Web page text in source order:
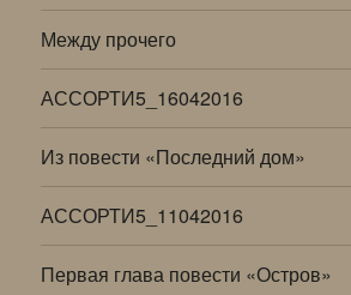
Между прочего
АССОРТИ5_16042016
Из повести «Последний дом»
АССОРТИ5_11042016
Первая глава повести «Остров»